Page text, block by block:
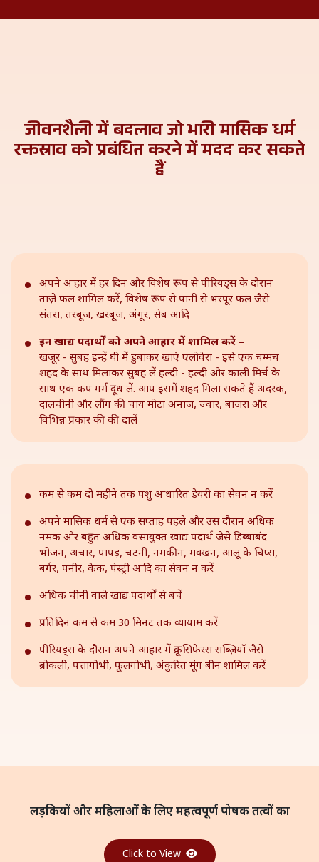
जीवनशैली में बदलाव जो भारी मासिक धर्म
रक्तस्रावको प्रबंधित करने में मदद कर सकते
हैं
अपने आहार में हर दिन और विशेष रूप से पीरियड्स के दौरान
ताज़े फल शामिल करें, विशेष रूप से पानी से भरपूर फल जैसे
संतरा, तरबूज, खरबूज, अंगूर, सेब आदि
इन खाद्य पदार्थों को अपने आहार में शामिल करें –
खजूर - सुबह इन्हें घी में डुबाकर खाएं एलोवेरा - इसे एक चम्मच
शहद के साथ मिलाकर सुबह लें हल्दी - हल्दी और काली मिर्च के
साथ एक कप गर्म दूध लें. आप इसमें शहद मिला सकते हैं अदरक,
दालचीनी और लौंग की चाय मोटा अनाज, ज्वार, बाजरा और
विभिन्न प्रकार की की दालें
कम से कम दो महीने तक पशु आधारित डेयरी का सेवन न करें
अपने मासिक धर्म से एक सप्ताह पहले और उस दौरान अधिक
नमक और बहुत अधिक वसायुक्त खाद्य पदार्थ जैसे डिब्बाबंद
भोजन, अचार, पापड़, चटनी, नमकीन, मक्खन, आलू के चिप्स,
बर्गर, पनीर, केक, पेस्ट्री आदि का सेवन न करें
अधिक चीनी वाले खाद्य पदार्थों से बचें
प्रतिदिन कम से कम 30 मिनट तक व्यायाम करें
पीरियड्स के दौरान अपने आहार में क्रूसिफेरस सब्ज़ियाँ जैसे
ब्रोकली, पत्तागोभी, फूलगोभी, अंकुरित मूंग बीन शामिल करें
लड़कियों और महिलाओं के लिए महत्वपूर्णपोषक तत्वों का
Click to View